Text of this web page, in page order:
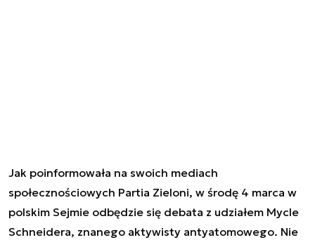
Jak poinformowała na swoich mediach
społecznościowych Partia Zieloni, w środę 4 marca w
polskim Sejmie odbędzie się debata z udziałem Mycle
Schneidera, znanego aktywisty antyatomowego. Nie